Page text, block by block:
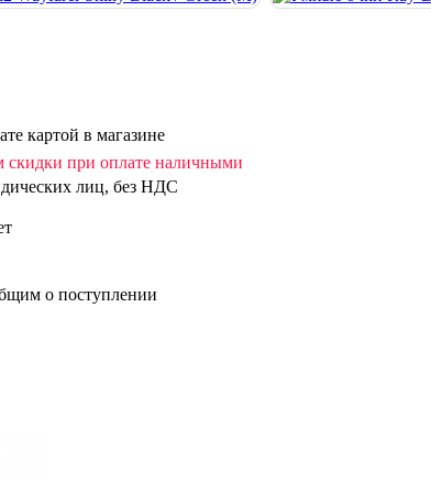
картой в магазине
скидки при оплате наличными
лиц, без НДС
о поступлении